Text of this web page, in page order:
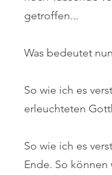
getroffen...
Was bedeutet
So wie ich es
erleuchteten
So wie ich es
Ende. So